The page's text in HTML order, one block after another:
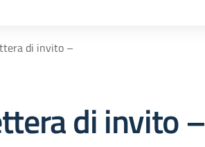
di invito –
di invito –